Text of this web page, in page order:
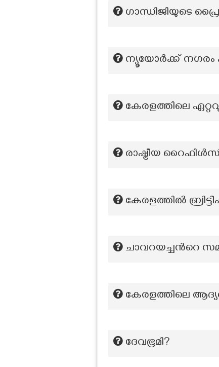
ഗാന്ധിജിയുടെ
ന്യൂയോർക്ക് നഗരം
കേരളത്തിലെ
രാഷ്ട്രീയ
കേരളത്തിൽ
ചാവറയച്ചന്‍റെ
കേരളത്തിലെ
ദേവഭൂമി?